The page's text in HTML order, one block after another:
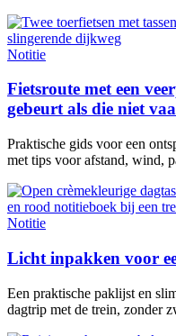
Notitie
Fietsroute met een
gebeurt als die niet
Praktische gids voor een
met tips voor afstand, wind,
Notitie
Licht inpakken voor
Een praktische paklijst en
dagtrip met de trein, zonder